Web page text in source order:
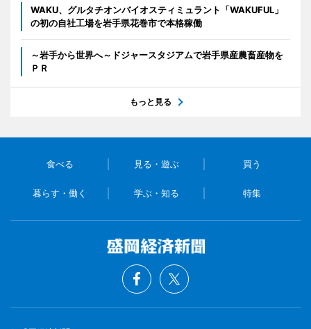
WAKU、グルタチオンバイオスティミュラント「WAKUFUL」
の初の自社工場を岩手県花巻市で本格稼働
～岩手から世界へ～ドジャースタジアムで岩手県産農畜産物を
ＰＲ
もっと見る
食べる 見る・遊ぶ 買う
暮らす・働く 学ぶ・知る 特集